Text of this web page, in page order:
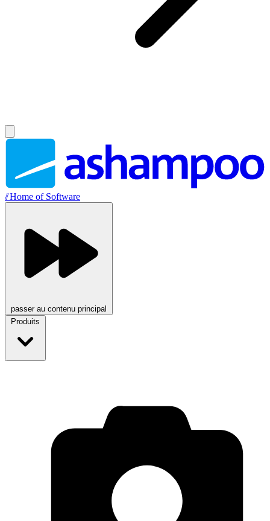
//Home of Software
passer au contenu principal
Produits